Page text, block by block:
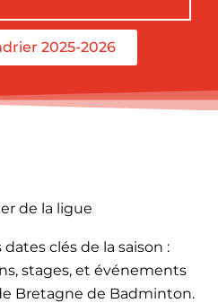
2025-2026
de la ligue
clés de la saison :
stages, et événements
Bretagne de Badminton.